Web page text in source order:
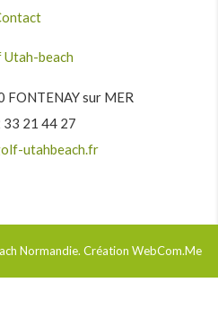
FONTENAY sur MER
33 21 44 27
utahbeach.fr
Normandie. Création WebCom.Me